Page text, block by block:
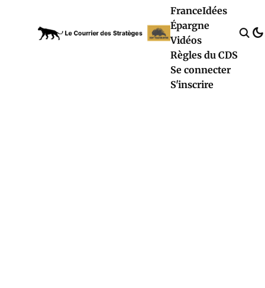
FranceIdées
Épargne
Vidéos
Règles du CDS
Se connecter
S'inscrire